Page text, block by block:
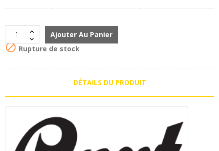
Ajouter Au Panier
 Rupture de stock
DÉTAILS DU PRODUIT